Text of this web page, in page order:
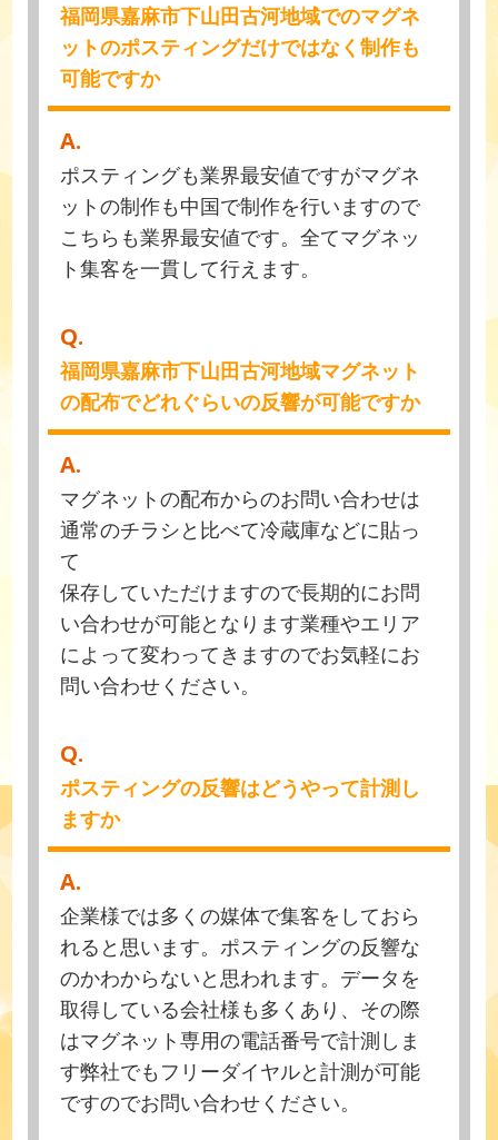
福岡県嘉麻市下山田古河地域でのマグネ
ットのポスティングだけではなく制作も
可能ですか
A.
ポスティングも業界最安値ですがマグネ
ットの制作も中国で制作を行いますので
こちらも業界最安値です。全てマグネッ
ト集客を一貫して行えます。
Q.
福岡県嘉麻市下山田古河地域マグネット
の配布でどれぐらいの反響が可能ですか
A.
マグネットの配布からのお問い合わせは
通常のチラシと比べて冷蔵庫などに貼っ
て
保存していただけますので長期的にお問
い合わせが可能となります業種やエリア
によって変わってきますのでお気軽にお
問い合わせください。
Q.
ポスティングの反響はどうやって計測し
ますか
A.
企業様では多くの媒体で集客をしておら
れると思います。ポスティングの反響な
のかわからないと思われます。データを
取得している会社様も多くあり、その際
はマグネット専用の電話番号で計測しま
す弊社でもフリーダイヤルと計測が可能
ですのでお問い合わせください。